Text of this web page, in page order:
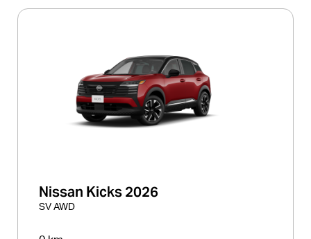
Nissan Kicks 2026
SV AWD